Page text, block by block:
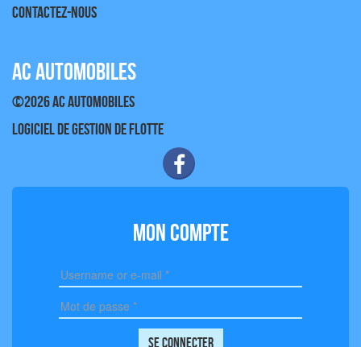
Contactez-nous
AC AUTOMOBILES
©2026 AC AUTOMOBILES
Logiciel de gestion de flotte
Mon compte